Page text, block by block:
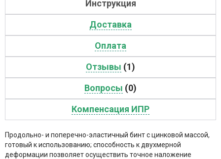
Инструкция
Доставка
Оплата
Отзывы (1)
Вопросы (0)
Компенсация ИПР
Продольно- и поперечно-эластичный бинт с цинковой массой,
готовый к использованию; способность к двухмерной
деформации позволяет осуществить точное наложение